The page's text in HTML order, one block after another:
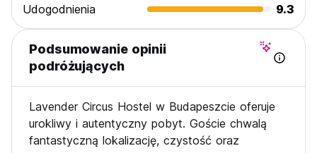
Udogodnienia
9.3
Podsumowanie opinii
podróżujących
Lavender Circus Hostel w Budapeszcie oferuje
urokliwy i autentyczny pobyt. Goście chwalą
fantastyczną lokalizację, czystość oraz